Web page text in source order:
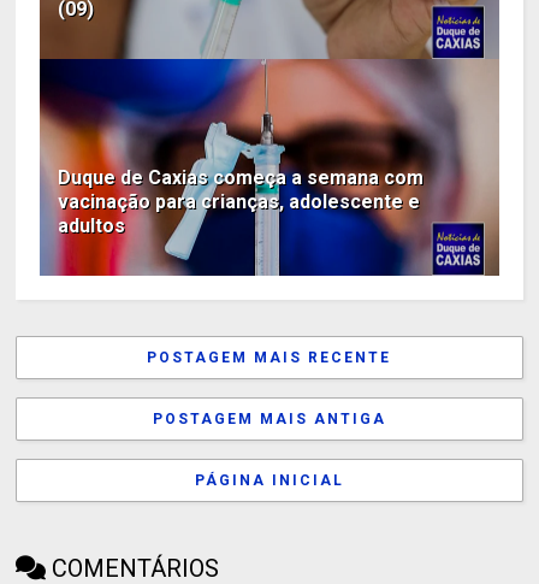
(09)
Duque de Caxias começa a semana com
vacinação para crianças, adolescente e
adultos
POSTAGEM MAIS RECENTE
POSTAGEM MAIS ANTIGA
PÁGINA INICIAL
COMENTÁRIOS